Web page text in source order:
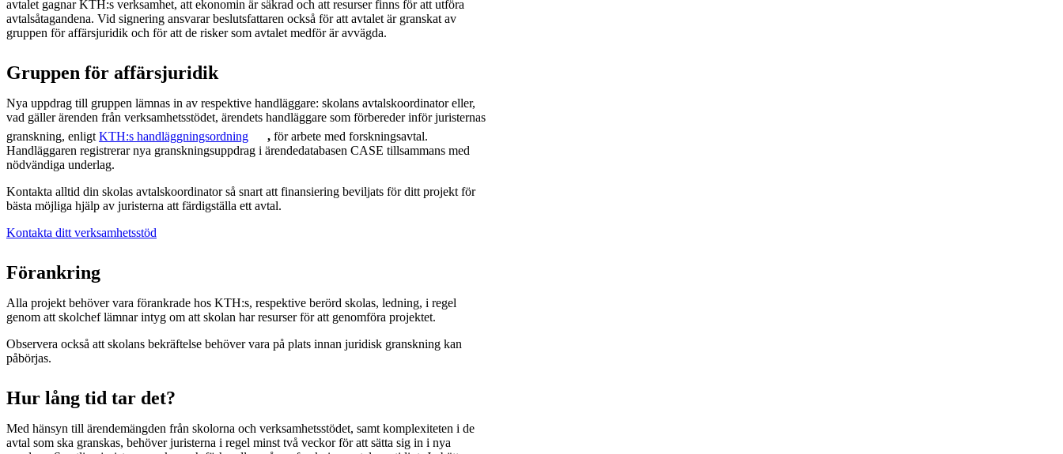
avtalet gagnar KTH:s verksamhet, att ekonomin är säkrad och att resurser finns för att utföra
avtalsåtagandena. Vid signering ansvarar beslutsfattaren också för att avtalet är granskat av
gruppen för affärsjuridik och för att de risker som avtalet medför är avvägda.
Gruppen för affärsjuridik
Nya uppdrag till gruppen lämnas in av respektive handläggare: skolans avtalskoordinator eller,
vad gäller ärenden från verksamhetsstödet, ärendets handläggare som förbereder inför juristernas
granskning, enligt KTH:s handläggningsordning , för arbete med forskningsavtal.
Handläggaren registrerar nya granskningsuppdrag i ärendedatabasen CASE tillsammans med
nödvändiga underlag.
Kontakta alltid din skolas avtalskoordinator så snart att finansiering beviljats för ditt projekt för
bästa möjliga hjälp av juristerna att färdigställa ett avtal.
Kontakta ditt verksamhetsstöd
Förankring
Alla projekt behöver vara förankrade hos KTH:s, respektive berörd skolas, ledning, i regel
genom att skolchef lämnar intyg om att skolan har resurser för att genomföra projektet.
Observera också att skolans bekräftelse behöver vara på plats innan juridisk granskning kan
påbörjas.
Hur lång tid tar det?
Med hänsyn till ärendemängden från skolorna och verksamhetsstödet, samt komplexiteten i de
avtal som ska granskas, behöver juristerna i regel minst två veckor för att sätta sig in i nya